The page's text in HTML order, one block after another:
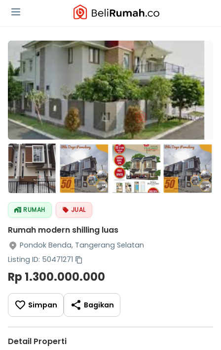
RUMAH JUAL
Rumah modern shilling luas
Pondok Benda, Tangerang Selatan
Listing ID: 50471271
Rp 1.300.000.000
Simpan Bagikan
Detail Properti